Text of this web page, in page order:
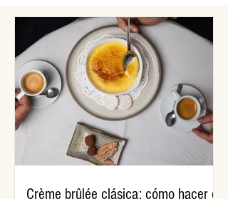
Young Chef Academy
Crème brûlée clásica: cómo hacer el